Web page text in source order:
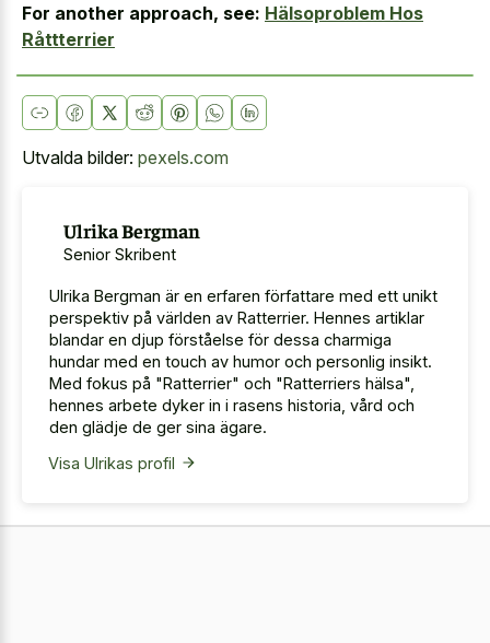
For another approach, see: Hälsoproblem Hos
Råttterrier
Utvalda bilder: pexels.com
Ulrika Bergman
Senior Skribent
Ulrika Bergman är en erfaren författare med ett unikt
perspektiv på världen av Ratterrier. Hennes artiklar
blandar en djup förståelse för dessa charmiga
hundar med en touch av humor och personlig insikt.
Med fokus på "Ratterrier" och "Ratterriers hälsa",
hennes arbete dyker in i rasens historia, vård och
den glädje de ger sina ägare.
Visa Ulrikas profil